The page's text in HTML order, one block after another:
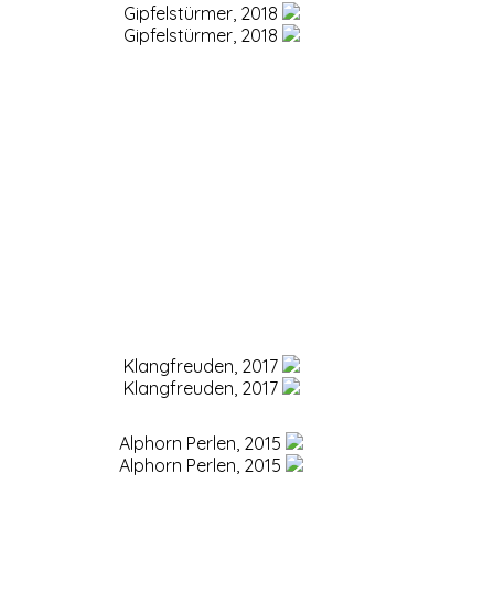
Gipfelstürmer, 2018
Gipfelstürmer, 2018
Klangfreuden, 2017
Klangfreuden, 2017
Alphorn Perlen, 2015
Alphorn Perlen, 2015